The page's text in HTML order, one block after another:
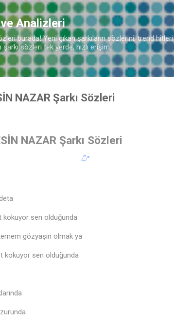
Ana içeriğe atla
Analizleri
burada! Yeni çıkan şarkıların sözlerini, trend
sözleri tek yerde, hızlı erişim.
NAZAR Şarkı Sözleri
NAZAR Şarkı Sözleri
kokuyor sen olduğunda
gözyaşın olmak ya
kokuyor sen olduğunda
♬